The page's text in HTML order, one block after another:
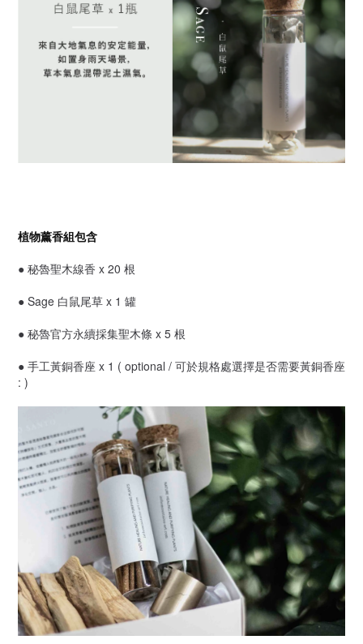
植物薰香組包含
● 秘魯聖木線香 x 20 根
● Sage 白鼠尾草 x 1 罐
● 秘魯官方永續採集聖木條 x 5 根
● 手工黃銅香座 x 1 ( optional / 可於規格處選擇是否需要黃銅香座
: )